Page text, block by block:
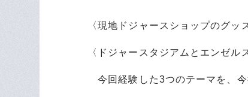
〈現地ドジャースショップのグッ
〈ドジャースタジアムとエンゼル
今回経験した3つのテーマを、今